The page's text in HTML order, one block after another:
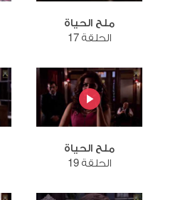
ملح الحياة
الحلقة 17
ملح الحياة
الحلقة 19